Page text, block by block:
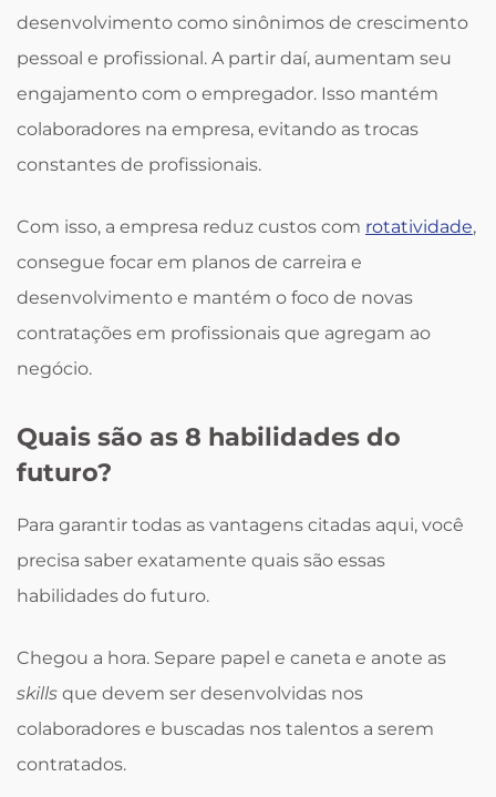
desenvolvimento como sinônimos de crescimento
pessoal e profissional. A partir daí, aumentam seu
engajamento com o empregador. Isso mantém
colaboradores na empresa, evitando as trocas
constantes de profissionais.
Com isso, a empresa reduz custos com rotatividade,
consegue focar em planos de carreira e
desenvolvimento e mantém o foco de novas
contratações em profissionais que agregam ao
negócio.
Quais são as 8 habilidades do
futuro?
Para garantir todas as vantagens citadas aqui, você
precisa saber exatamente quais são essas
habilidades do futuro.
Chegou a hora. Separe papel e caneta e anote as
skills que devem ser desenvolvidas nos
colaboradores e buscadas nos talentos a serem
contratados.